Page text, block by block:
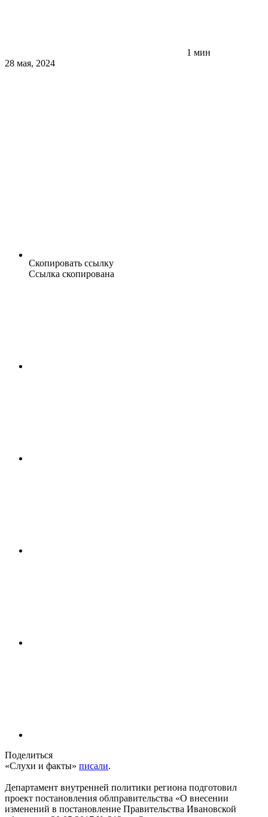
1 мин
28 мая, 2024
Скопировать ссылку
Ссылка скопирована
Поделиться
«Слухи и факты» писали.
Департамент внутренней политики региона подготовил
проект постановления облправительства «О внесении
изменений в постановление Правительства Ивановской